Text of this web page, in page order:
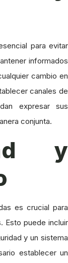
para evitar
informados
cambio en
canales de
expresar sus
conjunta.
y
es crucial para
Esto puede incluir
y un sistema
establecer un